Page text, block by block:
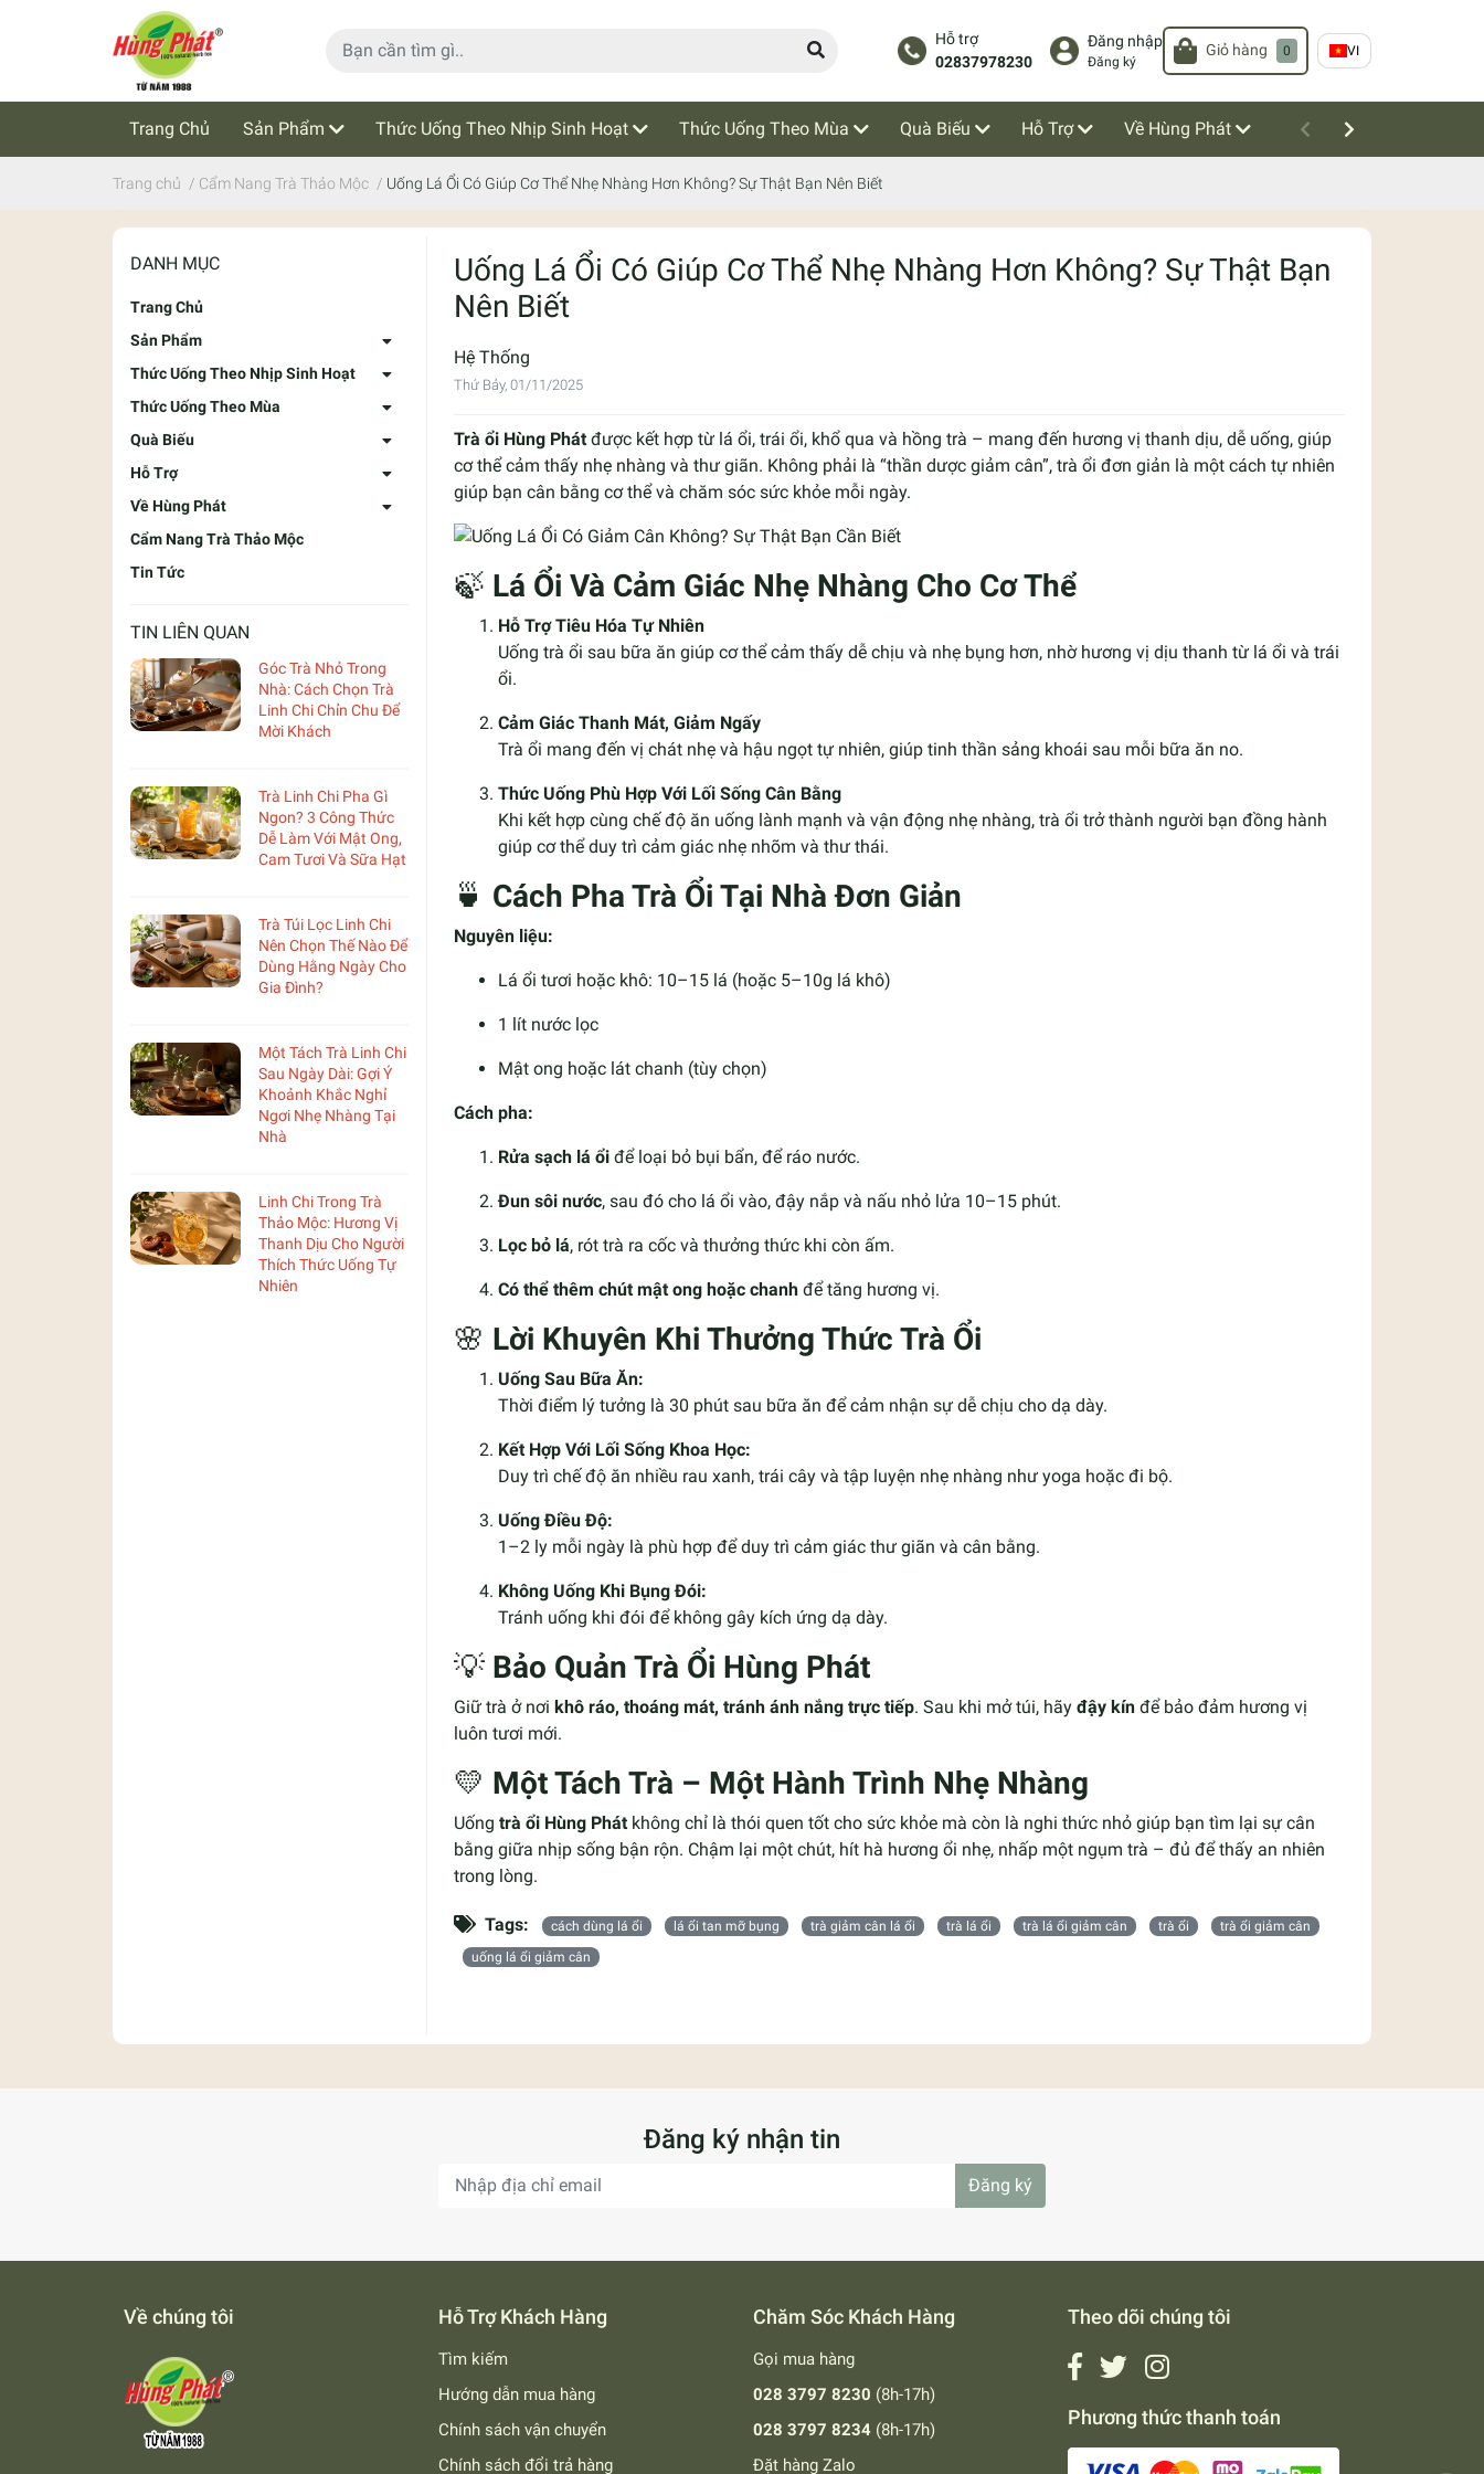
Hỗ trợ
02837978230
Đăng nhập
Đăng ký
Giỏ hàng 0 VI
Trang Chủ Sản Phẩm Thức Uống Theo Nhịp Sinh Hoạt Thức Uống Theo Mùa Quà Biếu Hỗ Trợ Về Hùng Phát
Cẩm Nang Trà Thảo Mộc Tin Tức
Trang chủ / Cẩm Nang Trà Thảo Mộc / Uống Lá Ổi Có Giúp Cơ Thể Nhẹ Nhàng Hơn Không? Sự Thật Bạn Nên Biết
DANH MỤC
Trang Chủ
Sản Phẩm
Thức Uống Theo Nhịp Sinh Hoạt
Thức Uống Theo Mùa
Quà Biếu
Hỗ Trợ
Về Hùng Phát
Cẩm Nang Trà Thảo Mộc
Tin Tức
TIN LIÊN QUAN
Góc Trà Nhỏ Trong
Nhà: Cách Chọn Trà
Linh Chi Chỉn Chu Để
Mời Khách
Trà Linh Chi Pha Gì
Ngon? 3 Công Thức
Dễ Làm Với Mật Ong,
Cam Tươi Và Sữa Hạt
Trà Túi Lọc Linh Chi
Nên Chọn Thế Nào Để
Dùng Hằng Ngày Cho
Gia Đình?
Một Tách Trà Linh Chi
Sau Ngày Dài: Gợi Ý
Khoảnh Khắc Nghỉ
Ngơi Nhẹ Nhàng Tại
Nhà
Linh Chi Trong Trà
Thảo Mộc: Hương Vị
Thanh Dịu Cho Người
Thích Thức Uống Tự
Nhiên
Uống Lá Ổi Có Giúp Cơ Thể Nhẹ Nhàng Hơn Không? Sự Thật Bạn
Nên Biết
Hệ Thống
Thứ Bảy, 01/11/2025
Trà ổi Hùng Phát được kết hợp từ lá ổi, trái ổi, khổ qua và hồng trà – mang đến hương vị thanh dịu, dễ uống, giúp
cơ thể cảm thấy nhẹ nhàng và thư giãn. Không phải là “thần dược giảm cân”, trà ổi đơn giản là một cách tự nhiên
giúp bạn cân bằng cơ thể và chăm sóc sức khỏe mỗi ngày.
🍃 Lá Ổi Và Cảm Giác Nhẹ Nhàng Cho Cơ Thể
Hỗ Trợ Tiêu Hóa Tự Nhiên
Uống trà ổi sau bữa ăn giúp cơ thể cảm thấy dễ chịu và nhẹ bụng hơn, nhờ hương vị dịu thanh từ lá ổi và trái
ổi.
Cảm Giác Thanh Mát, Giảm Ngấy
Trà ổi mang đến vị chát nhẹ và hậu ngọt tự nhiên, giúp tinh thần sảng khoái sau mỗi bữa ăn no.
Thức Uống Phù Hợp Với Lối Sống Cân Bằng
Khi kết hợp cùng chế độ ăn uống lành mạnh và vận động nhẹ nhàng, trà ổi trở thành người bạn đồng hành
giúp cơ thể duy trì cảm giác nhẹ nhõm và thư thái.
🍵 Cách Pha Trà Ổi Tại Nhà Đơn Giản
Nguyên liệu:
Lá ổi tươi hoặc khô: 10–15 lá (hoặc 5–10g lá khô)
1 lít nước lọc
Mật ong hoặc lát chanh (tùy chọn)
Cách pha:
Rửa sạch lá ổi để loại bỏ bụi bẩn, để ráo nước.
Đun sôi nước, sau đó cho lá ổi vào, đậy nắp và nấu nhỏ lửa 10–15 phút.
Lọc bỏ lá, rót trà ra cốc và thưởng thức khi còn ấm.
Có thể thêm chút mật ong hoặc chanh để tăng hương vị.
🌸 Lời Khuyên Khi Thưởng Thức Trà Ổi
Uống Sau Bữa Ăn:
Thời điểm lý tưởng là 30 phút sau bữa ăn để cảm nhận sự dễ chịu cho dạ dày.
Kết Hợp Với Lối Sống Khoa Học:
Duy trì chế độ ăn nhiều rau xanh, trái cây và tập luyện nhẹ nhàng như yoga hoặc đi bộ.
Uống Điều Độ:
1–2 ly mỗi ngày là phù hợp để duy trì cảm giác thư giãn và cân bằng.
Không Uống Khi Bụng Đói:
Tránh uống khi đói để không gây kích ứng dạ dày.
💡 Bảo Quản Trà Ổi Hùng Phát
Giữ trà ở nơi khô ráo, thoáng mát, tránh ánh nắng trực tiếp. Sau khi mở túi, hãy đậy kín để bảo đảm hương vị
luôn tươi mới.
💛 Một Tách Trà – Một Hành Trình Nhẹ Nhàng
Uống trà ổi Hùng Phátkhông chỉ là thói quen tốt cho sức khỏe mà còn là nghi thức nhỏ giúp bạn tìm lại sự cân
bằng giữa nhịp sống bận rộn. Chậm lại một chút, hít hà hương ổi nhẹ, nhấp một ngụm trà – đủ để thấy an nhiên
trong lòng.
Tags: cách dùng lá ổi lá ổi tan mỡ bụng trà giảm cân lá ổi trà lá ổi trà lá ổi giảm cân trà ổi
trà ổi giảm cân
uống lá ổi giảm cân
Đăng ký nhận tin
Đăng ký
Về chúng tôi Hỗ Trợ Khách Hàng
Tìm kiếm
Hướng dẫn mua hàng
Chính sách vận chuyển
Chính sách đổi trả hàng
Chăm Sóc Khách Hàng
Gọi mua hàng
028 3797 8230 (8h-17h)
028 3797 8234 (8h-17h)
Đặt hàng Zalo
Theo dõi chúng tôi
Phương thức thanh toán